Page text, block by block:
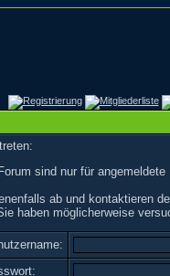
sind nur für
ab und kontaktieren
haben möglicherweise